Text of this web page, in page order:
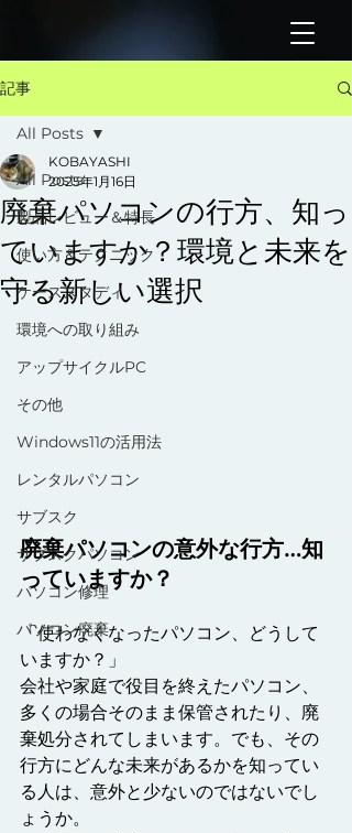
記事
All Posts
製品レビュー＆特長
使い方＆テクニック
ケーススタディ
環境への取り組み
アップサイクルPC
その他
Windows11の活用法
レンタルパソコン
サブスク
サブスクパソコン
パソコン修理
パソコン廃棄
All Posts
廃棄パソコンの行方、知っ
ていますか？環境と未来を
守る新しい選択
KOBAYASHI
2025年1月16日
廃棄パソコンの意外な行方…知
っていますか？
「使わなくなったパソコン、どうして
いますか？」
会社や家庭で役目を終えたパソコン、
多くの場合そのまま保管されたり、廃
棄処分されてしまいます。でも、その
行方にどんな未来があるかを知ってい
る人は、意外と少ないのではないでし
ょうか。